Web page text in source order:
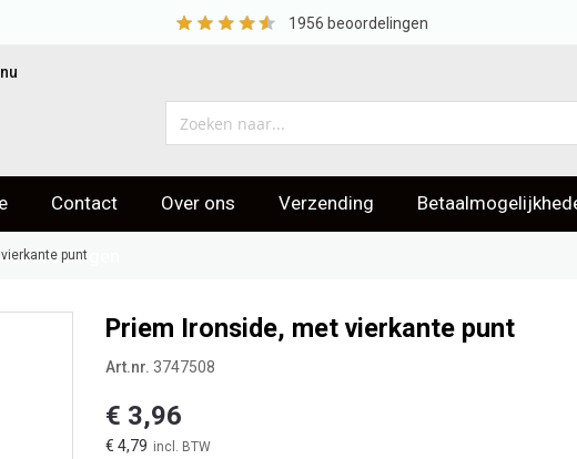
1956 beoordelingen
Contact Over ons Verzending
punt
Priem Ironside, met vierkante punt
Art.nr. 3747508
€ 4,79
€ 3,96